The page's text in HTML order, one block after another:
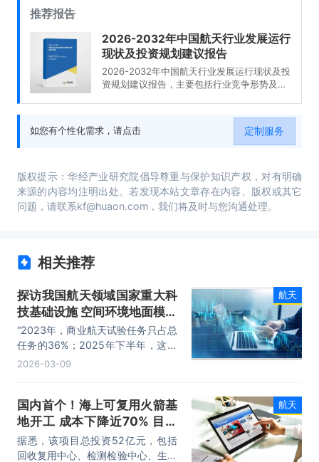
推荐报告
2026-2032年中国航天行业发展运行
现状及投资规划建议报告
2026-2032年中国航天行业发展运行现状及投
资规划建议报告，主要包括行业竞争形势及策
如您有个性化需求，请点击
定制服务
版权提示：华经产业研究院倡导尊重与保护知识产权，对有明确
来源的内容均注明出处。若发现本站文章存在内容、版权或其它
问题，请联系kf@huaon.com，我们将及时与您沟通处理。
相关推荐
探访我国航天领域国家重大科
技基础设施 空间环境地面模拟
装置
“2023年，商业航天试验任务只占总
任务的36%；2025年下半年，这一
比例已经提高到了67%。”李立毅介
试验速度提升到每小时6个器件，支
撑我国多个星座大部分卫星电子系统
的地面考核与验证，推动我国低轨星
座的快速布局。
2026-03-09
航天
国内首个！海上可复用火箭基
地开工 成本下降近70% 目标
发射成本2万元/公斤
据悉，该项目总投资52亿元，包括
回收复用中心、检测检验中心、生产
航天